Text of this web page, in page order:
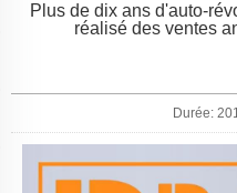
Plus de dix ans d'auto-
réalisé des ventes
Durée: